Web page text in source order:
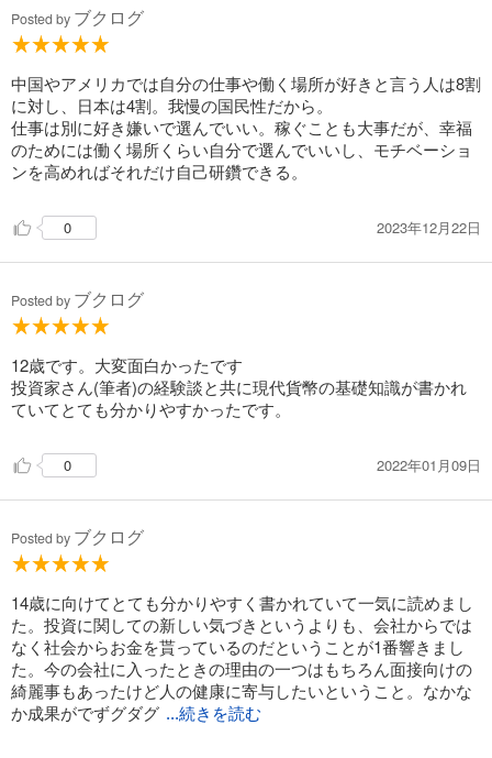
Posted by ブクログ
中国やアメリカでは自分の仕事や働く場所が好きと言う人は8割
に対し、日本は4割。我慢の国民性だから。
仕事は別に好き嫌いで選んでいい。稼ぐことも大事だが、幸福
のためには働く場所くらい自分で選んでいいし、モチベーショ
ンを高めればそれだけ自己研鑽できる。
0 2023年12月22日
Posted by ブクログ
12歳です。大変面白かったです
投資家さん(筆者)の経験談と共に現代貨幣の基礎知識が書かれ
ていてとても分かりやすかったです。
0 2022年01月09日
Posted by ブクログ
14歳に向けてとても分かりやすく書かれていて一気に読めまし
た。投資に関しての新しい気づきというよりも、会社からでは
なく社会からお金を貰っているのだということが1番響きまし
た。今の会社に入ったときの理由の一つはもちろん面接向けの
綺麗事もあったけど人の健康に寄与したいということ。なかな
か成果がでずグダグ ...続きを読む